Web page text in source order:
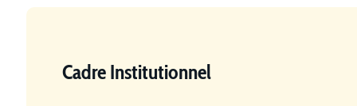
Cadre Institutionnel